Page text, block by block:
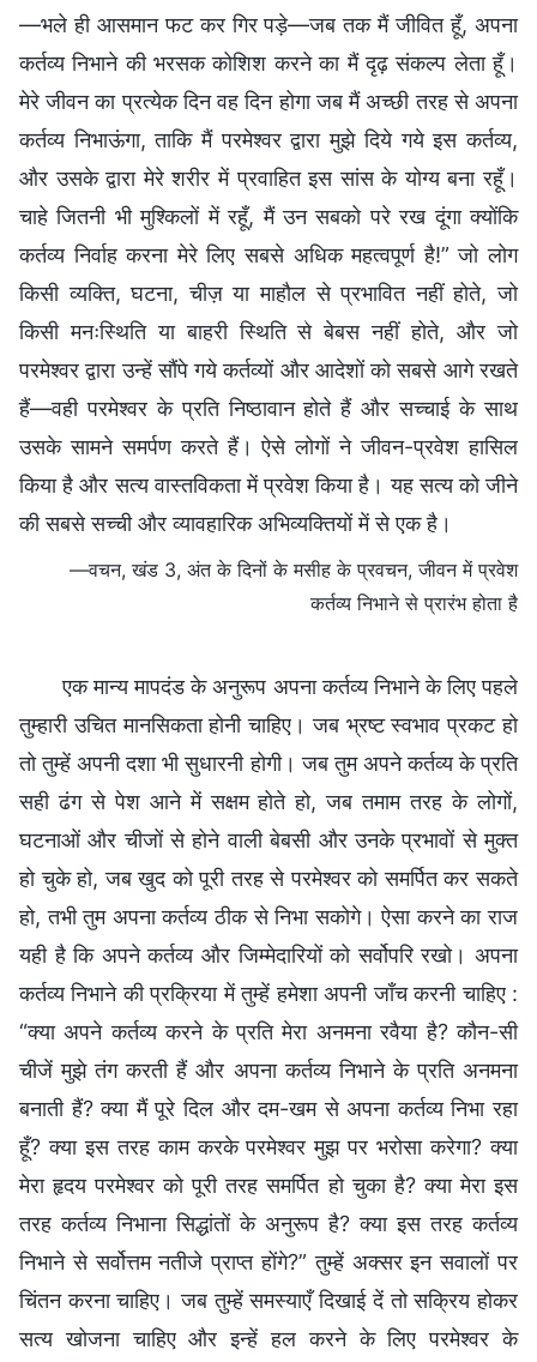
—भले ही आसमान फट कर गिर पड़े—जब तक मैं जीवित हूँ, अपना
कर्तव्य निभाने की भरसक कोशिश करने का मैं दृढ़ संकल्प लेता हूँ।
मेरे जीवन का प्रत्येक दिन वह दिन होगा जब मैं अच्छी तरह से अपना
कर्तव्य निभाऊंगा, ताकि मैं परमेश्वर द्वारा मुझे दिये गये इस कर्तव्य,
और उसके द्वारा मेरे शरीर में प्रवाहित इस सांस के योग्य बना रहूँ।
चाहे जितनी भी मुश्किलों में रहूँ, मैं उन सबको परे रख दूंगा क्योंकि
कर्तव्य निर्वाह करना मेरे लिए सबसे अधिक महत्वपूर्ण है!” जो लोग
किसी व्यक्ति, घटना, चीज़ या माहौल से प्रभावित नहीं होते, जो
किसी मनःस्थिति या बाहरी स्थिति से बेबस नहीं होते, और जो
परमेश्वर द्वारा उन्हें सौंपे गये कर्तव्यों और आदेशों को सबसे आगे रखते
हैं—वही परमेश्वर के प्रति निष्ठावान होते हैं और सच्चाई के साथ
उसके सामने समर्पण करते हैं। ऐसे लोगों ने जीवन-प्रवेश हासिल
किया है और सत्य वास्तविकता में प्रवेश किया है। यह सत्य को जीने
की सबसे सच्ची और व्यावहारिक अभिव्यक्तियों में से एक है।
—वचन, खंड 3, अंत के दिनों के मसीह के प्रवचन, जीवन में प्रवेश
कर्तव्य निभाने से प्रारंभ होता है
एक मान्य मापदंड के अनुरूप अपना कर्तव्य निभाने के लिए पहले
तुम्हारी उचित मानसिकता होनी चाहिए। जब भ्रष्ट स्वभाव प्रकट हो
तो तुम्हें अपनी दशा भी सुधारनी होगी। जब तुम अपने कर्तव्य के प्रति
सही ढंग से पेश आने में सक्षम होते हो, जब तमाम तरह के लोगों,
घटनाओं और चीजों से होने वाली बेबसी और उनके प्रभावों से मुक्त
हो चुके हो, जब खुद को पूरी तरह से परमेश्वर को समर्पित कर सकते
हो, तभी तुम अपना कर्तव्य ठीक से निभा सकोगे। ऐसा करने का राज
यही है कि अपने कर्तव्य और जिम्मेदारियों को सर्वोपरि रखो। अपना
कर्तव्य निभाने की प्रक्रिया में तुम्हें हमेशा अपनी जाँच करनी चाहिए :
“क्या अपने कर्तव्य करने के प्रति मेरा अनमना रवैया है? कौन-सी
चीजें मुझे तंग करती हैं और अपना कर्तव्य निभाने के प्रति अनमना
बनाती हैं? क्या मैं पूरे दिल और दम-खम से अपना कर्तव्य निभा रहा
हूँ? क्या इस तरह काम करके परमेश्वर मुझ पर भरोसा करेगा? क्या
मेरा हृदय परमेश्वर को पूरी तरह समर्पित हो चुका है? क्या मेरा इस
तरह कर्तव्य निभाना सिद्धांतों के अनुरूप है? क्या इस तरह कर्तव्य
निभाने से सर्वोत्तम नतीजे प्राप्त होंगे?” तुम्हें अक्सर इन सवालों पर
चिंतन करना चाहिए। जब तुम्हें समस्याएँ दिखाई दें तो सक्रिय होकर
सत्य खोजना चाहिए और इन्हें हल करने के लिए परमेश्वर के